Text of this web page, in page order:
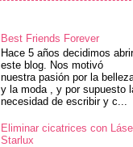
Best Friends Forever
Hace 5 años decidimos
este blog. Nos motivó
nuestra pasión por la
y la moda , y por supuesto
necesidad de escribir y c...
Eliminar cicatrices con
Starlux